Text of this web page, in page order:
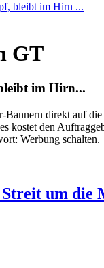
GT
im Hirn...
Bannern direkt auf
kostet den
Werbung schalten.
um die